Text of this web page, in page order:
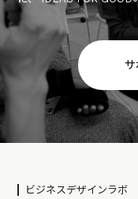
サ
ビジネスデザインラボ